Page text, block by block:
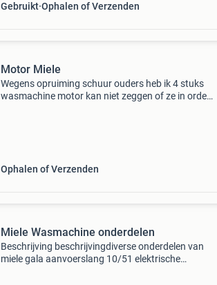
Gebruikt Ophalen of Verzenden
Motor Miele
Wegens opruiming schuur ouders heb ik 4 stuks
wasmachine motor kan niet zeggen of ze in orde
Ophalen of Verzenden
Miele Wasmachine onderdelen
Beschrijving beschrijvingdiverse onderdelen van
miele gala aanvoerslang 10/51 elektrische